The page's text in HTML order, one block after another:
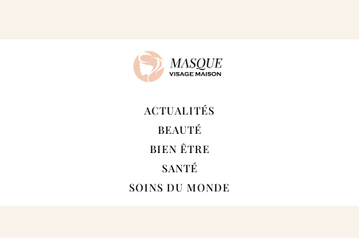
ACTUALITÉS
BEAUTÉ
BIEN ÊTRE
SANTÉ
SOINS DU MONDE